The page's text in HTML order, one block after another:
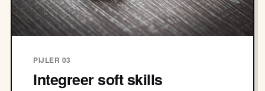
PIJLER 03
Integreer soft skills